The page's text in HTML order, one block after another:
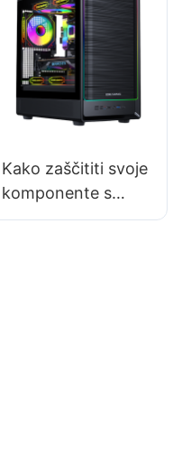
Kako zaščititi svoje
komponente s
kakovostnim